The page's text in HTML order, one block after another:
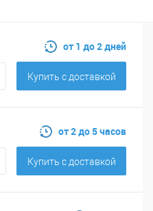
от 1 до 2 дней
Купить c доставкой
от 2 до 5 часов
Купить c доставкой